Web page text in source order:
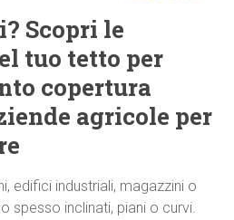
Scopri le
tuo tetto per
copertura
agricole per
edifici industriali, magazzini o
spesso inclinati, piani o curvi.